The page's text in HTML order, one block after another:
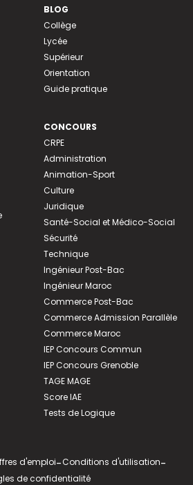
BLOG
Collège
Lycée
Supérieur
Orientation
Guide pratique
CONCOURS
CRPE
Administration
Animation-Sport
Culture
Juridique
Santé-Social et Médico-Social
Sécurité
Technique
Ingénieur Post-Bac
Ingénieur Maroc
Commerce Post-Bac
Commerce Admission Parallèle
Commerce Maroc
IEP Concours Commun
IEP Concours Grenoble
TAGE MAGE
Score IAE
Tests de Logique
d'emploi-Conditions d'utilisation-
de confidentialité